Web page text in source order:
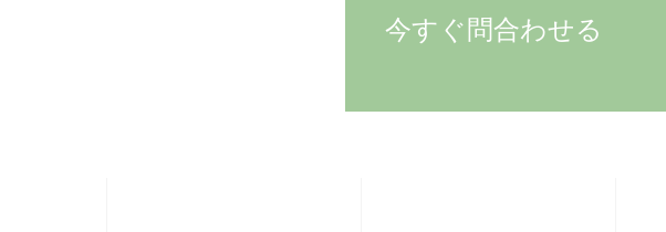
今すぐ問合わせる